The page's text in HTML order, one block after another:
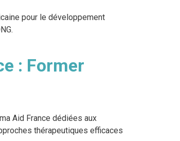
pour le développement
: Former
Aid France dédiées aux
thérapeutiques efficaces